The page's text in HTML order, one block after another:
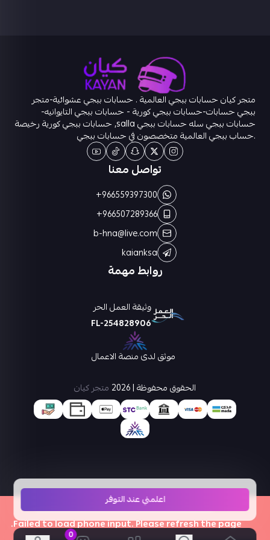
0
اعلمني عند التوفر
متجر كيان حسابات ببجي العالمية . حسابات ببجي عشوائية-متجر
ببجي حسابات-حسابات ببجي كورية - حسابات ببجي التايوانيه-
حسابات ببجي سله حسابات ببجي salla, حسابات ببجي كورية رخيصة
.حساب ببجي العالمية متخصصون في حسابات ببجي
روابط مهمة
تواصل معنا
+966559397300
+966507289366
b-hna@live.com
kaianksa
وثيقة العمل الحر
FL-254828906
موثق لدى منصة الاعمال
الحقوق محفوظة | 2026
متجر كيان
Failed to load phone input. Please refresh the page.